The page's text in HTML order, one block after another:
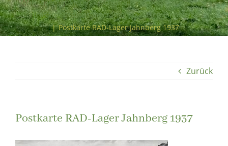
Reichsarbeitsdienstlager in den Großen Jahnbergen
| Postkarte RAD-Lager Jahnberg 1937
Zurück
Postkarte RAD-Lager Jahnberg 1937